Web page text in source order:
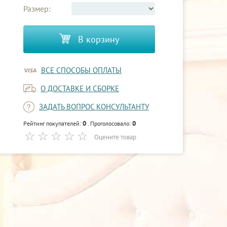
Размер:
В корзину
ВСЕ СПОСОБЫ ОПЛАТЫ
О ДОСТАВКЕ И СБОРКЕ
ЗАДАТЬ ВОПРОС КОНСУЛЬТАНТУ
Рейтинг покупателей: 0 . Проголосовало: 0
Оцените товар